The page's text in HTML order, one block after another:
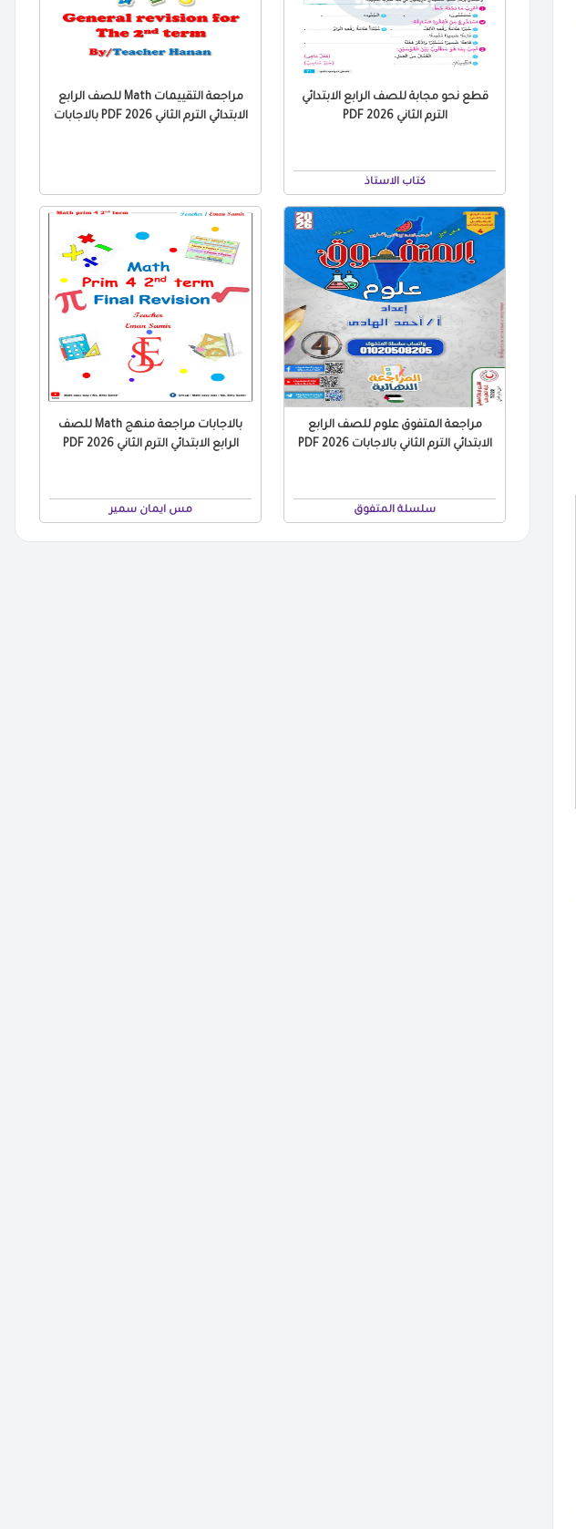
قطع نحو مجابة للصف الرابع الابتدائي
الترم الثاني 2026 PDF
كتاب الاستاذ
مراجعة التقييمات Math للصف الرابع
الابتدائي الترم الثاني 2026 PDF بالاجابات
مراجعة المتفوق علوم للصف الرابع
الابتدائي الترم الثاني بالاجابات 2026 PDF
سلسلة المتفوق
بالاجابات مراجعة منهج Math للصف
الرابع الابتدائي الترم الثاني 2026 PDF
مس ايمان سمير